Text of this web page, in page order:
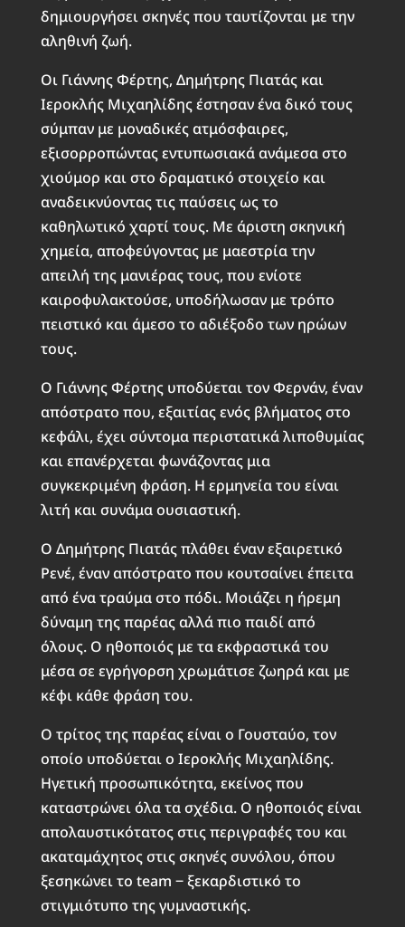
δημιουργήσει σκηνές που ταυτίζονται με την
αληθινή ζωή.
Οι Γιάννης Φέρτης, Δημήτρης Πιατάς και
Ιεροκλής Μιχαηλίδης έστησαν ένα δικό τους
σύμπαν με μοναδικές ατμόσφαιρες,
εξισορροπώντας εντυπωσιακά ανάμεσα στο
χιούμορ και στο δραματικό στοιχείο και
αναδεικνύοντας τις παύσεις ως το
καθηλωτικό χαρτί τους. Με άριστη σκηνική
χημεία, αποφεύγοντας με μαεστρία την
απειλή της μανιέρας τους, που ενίοτε
καιροφυλακτούσε, υποδήλωσαν με τρόπο
πειστικό και άμεσο το αδιέξοδο των ηρώων
τους.
Ο Γιάννης Φέρτης υποδύεται τον Φερνάν, έναν
απόστρατο που, εξαιτίας ενός βλήματος στο
κεφάλι, έχει σύντομα περιστατικά λιποθυμίας
και επανέρχεται φωνάζοντας μια
συγκεκριμένη φράση. Η ερμηνεία του είναι
λιτή και συνάμα ουσιαστική.
Ο Δημήτρης Πιατάς πλάθει έναν εξαιρετικό
Ρενέ, έναν απόστρατο που κουτσαίνει έπειτα
από ένα τραύμα στο πόδι. Μοιάζει η ήρεμη
δύναμη της παρέας αλλά πιο παιδί από
όλους. Ο ηθοποιός με τα εκφραστικά του
μέσα σε εγρήγορση χρωμάτισε ζωηρά και με
κέφι κάθε φράση του.
Ο τρίτος της παρέας είναι ο Γουσταύο, τον
οποίο υποδύεται ο Ιεροκλής Μιχαηλίδης.
Ηγετική προσωπικότητα, εκείνος που
καταστρώνει όλα τα σχέδια. Ο ηθοποιός είναι
απολαυστικότατος στις περιγραφές του και
ακαταμάχητος στις σκηνές συνόλου, όπου
ξεσηκώνει το team ‒ ξεκαρδιστικό το
στιγμιότυπο της γυμναστικής.